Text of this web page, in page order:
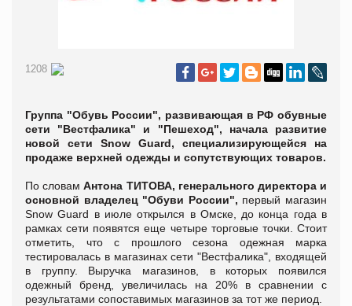
1208
Группа "Обувь России", развивающая в РФ обувные
сети "Вестфалика" и "Пешеход", начала развитие
новой сети Snow Guard, специализирующейся на
продаже верхней одежды и сопутствующих товаров.
По словамАнтона ТИТОВА, генерального директора и
основной владелец "Обуви России", первый магазин
Snow Guard в июле открылся в Омске, до конца года в
рамках сети появятся еще четыре торговые точки. Стоит
отметить, что с прошлого сезона одежная марка
тестировалась в магазинах сети "Вестфалика", входящей
в группу. Выручка магазинов, в которых появился
одежный бренд, увеличилась на 20% в сравнении с
результатами сопоставимых магазинов за тот же период.